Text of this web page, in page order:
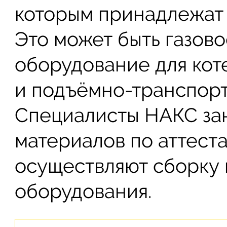
которым принадлежат
Это может быть
оборудование для
и подъёмно-
Специалисты НАКС
материалов по
осуществляют
оборудования.